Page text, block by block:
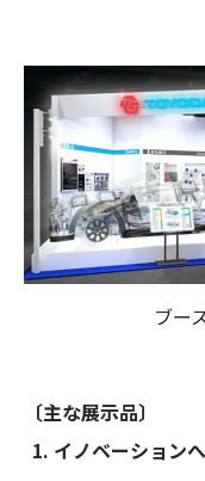
ブー
〔主な展示品〕
1. イノベーション